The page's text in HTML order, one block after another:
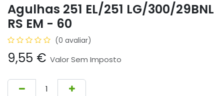
Agulhas 251 EL/251 LG/300/29BNL
RS EM - 60
(0 avaliar)
9,55 € Valor Sem Imposto